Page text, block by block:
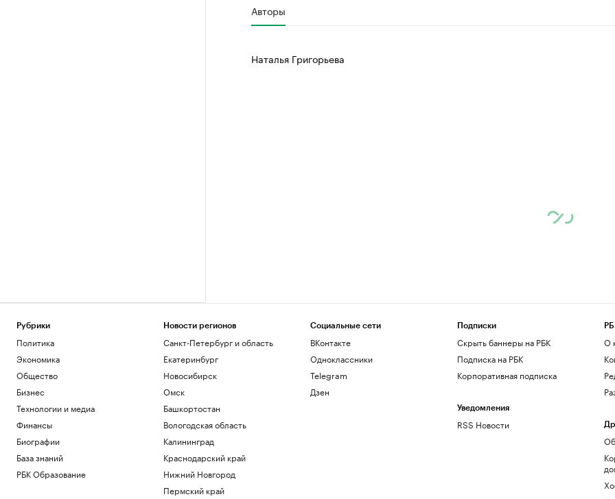
Авторы
Наталья Григорьева
Рубрики
Политика
Экономика
Общество
Бизнес
Технологии и медиа
Финансы
Биографии
База знаний
РБК Образование
Новости регионов
Санкт-Петербург и область
Екатеринбург
Новосибирск
Омск
Башкортостан
Вологодская область
Калининград
Краснодарский край
Нижний Новгород
Пермский край
Социальные сети
ВКонтакте
Одноклассники
Telegram
Дзен
Подписки
Скрыть баннеры на РБК
Подписка на РБК
Корпоративная подписка
Уведомления
RSS Новости
О